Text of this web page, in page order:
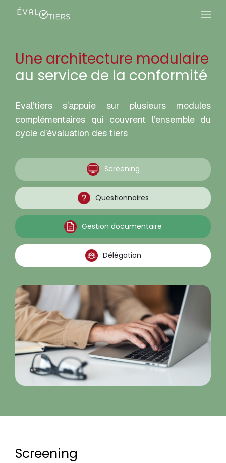
Une architecture modulaire
au service de la conformité
Eval’tiers s’appuie sur plusieurs modules
complémentaires qui couvrent l’ensemble du
cycle d’évaluation des tiers
Screening
Questionnaires
Gestion documentaire
Délégation
Screening